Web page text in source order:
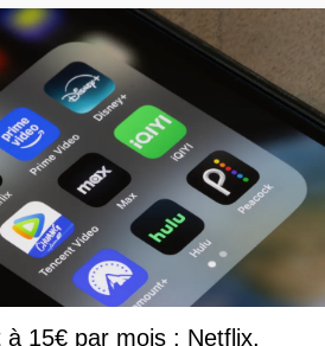
15€ par mois : Netflix,